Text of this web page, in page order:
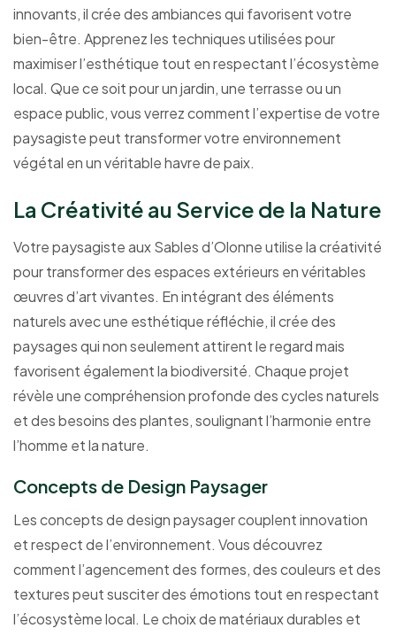
innovants, il crée des ambiances qui favorisent votre
bien-être. Apprenez les techniques utilisées pour
maximiser l’esthétique tout en respectant l’écosystème
local. Que ce soit pour un jardin, une terrasse ou un
espace public, vous verrez comment l’expertise de votre
paysagiste peut transformer votre environnement
végétal en un véritable havre de paix.
La Créativité au Service de la Nature
Votre paysagiste aux Sables d’Olonne utilise la créativité
pour transformer des espaces extérieurs en véritables
œuvres d’art vivantes. En intégrant des éléments
naturels avec une esthétique réfléchie, il crée des
paysages qui non seulement attirent le regard mais
favorisent également la biodiversité. Chaque projet
révèle une compréhension profonde des cycles naturels
et des besoins des plantes, soulignant l’harmonie entre
l’homme et la nature.
Concepts de Design Paysager
Les concepts de design paysager couplent innovation
et respect de l’environnement. Vous découvrez
comment l’agencement des formes, des couleurs et des
textures peut susciter des émotions tout en respectant
l’écosystème local. Le choix de matériaux durables et